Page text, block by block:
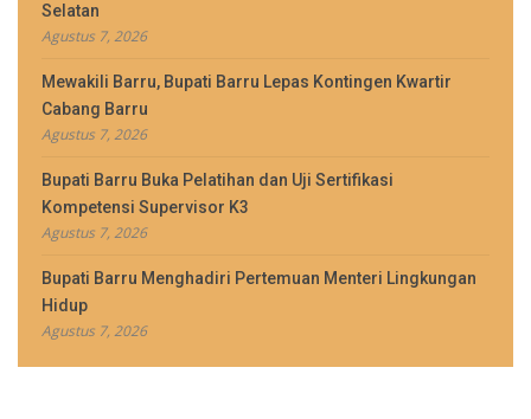
Selatan
Agustus 7, 2026
Mewakili Barru, Bupati Barru Lepas Kontingen Kwartir
Cabang Barru
Agustus 7, 2026
Bupati Barru Buka Pelatihan dan Uji Sertifikasi
Kompetensi Supervisor K3
Agustus 7, 2026
Bupati Barru Menghadiri Pertemuan Menteri Lingkungan
Hidup
Agustus 7, 2026